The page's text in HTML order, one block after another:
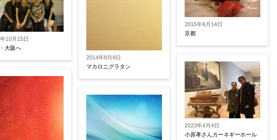
10月15日
大阪へ
2014年8月9日
マカロニグラタン
2015年6月14日
京都
2023年4月4日
小原孝さんカーネギーホール